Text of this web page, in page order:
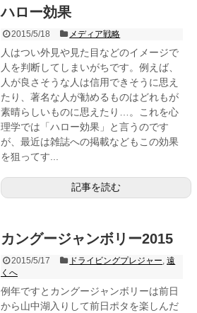
ハロー効果
2015/5/18 メディア戦略
人はつい外見や見た目などのイメージで
人を判断してしまいがちです。例えば、
人が良さそうな人は信用できそうに思え
たり、著名な人が勧めるものはどれもが
素晴らしいものに思えたり…。これを心
理学では「ハロー効果」と言うのです
が、最近は雑誌への掲載などもこの効果
を狙ってす...
記事を読む
カングージャンボリー2015
2015/5/17 ドライビングプレジャー,遠
くへ
例年ですとカングージャンボリーは前日
から山中湖入りして前日ポタを楽しんだ